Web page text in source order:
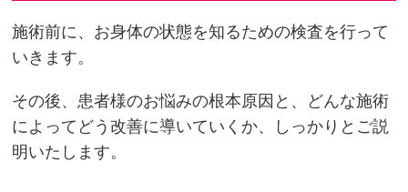
施術前に、お身体の状態を知るための検査を行って
いきます。
その後、患者様のお悩みの根本原因と、どんな施術
によってどう改善に導いていくか、しっかりとご説
明いたします。